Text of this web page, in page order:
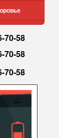
70-58
70-58
70-58